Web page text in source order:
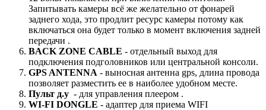
Запитывать камеры всё же желательно от фонарей
заднего хода, это продлит ресурс камеры потому как
включаться она будет только в момент включения задней
передачи .
BACK ZONE CABLE - отдельный выход для
подключения подголовников или центральной консоли.
GPS ANTENNA - выносная антенна gps, длина провода
позволяет разместить ее в наиболее удобном месте.
Пульт д.у - для управления плеером .
WI-FI DONGLE - адаптер для приема WIFI